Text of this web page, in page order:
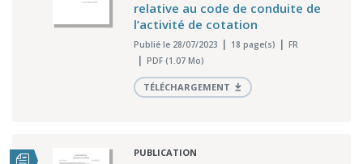
relative au code de conduite de
l’activité de cotation
Publié le 28/07/2023 18 page(s)
FR
PDF (1.07 Mo)
TÉLÉCHARGEMENT
PUBLICATION